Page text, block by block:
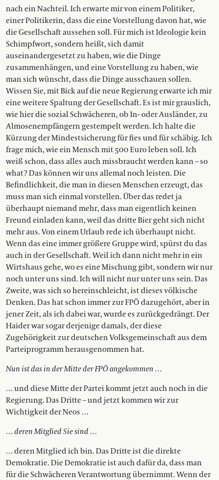
nach ein Nachteil. Ich erwarte mir von einem Politiker,
einer Politikerin, dass die eine Vorstellung davon hat, wie
die Gesellschaft aussehen soll. Für mich ist Ideologie kein
Schimpfwort, sondern heißt, sich damit
auseinandergesetzt zu haben, wie die Dinge
zusammenhängen, und eine Vorstellung zu haben, wie
man sich wünscht, dass die Dinge ausschauen sollen.
Wissen Sie, mit Bick auf die neue Regierung erwarte ich mir
eine weitere Spaltung der Gesellschaft. Es ist mir grauslich,
wie hier die sozial Schwächeren, ob In- oder Ausländer, zu
Almosenempfängern gestempelt werden. Ich halte die
Kürzung der Mindestsicherung für fies und für schäbig. Ich
frage mich, wie ein Mensch mit 500 Euro leben soll. Ich
weiß schon, dass alles auch missbraucht werden kann – so
what? Das können wir uns allemal noch leisten. Die
Befindlichkeit, die man in diesen Menschen erzeugt, das
muss man sich einmal vorstellen. Über das redet ja
überhaupt niemand mehr, dass man eigentlich keinen
Freund einladen kann, weil das dritte Bier geht sich nicht
mehr aus. Von einem Urlaub rede ich überhaupt nicht.
Wenn das eine immer größere Gruppe wird, spürst du das
auch in der Gesellschaft. Weil ich dann nicht mehr in ein
Wirtshaus gehe, wo es eine Mischung gibt, sondern wir nur
noch unter uns sind. Ich will nicht nur unter uns sein. Das
Zweite, was sich so hereinschleicht, ist dieses völkische
Denken. Das hat schon immer zur FPÖ dazugehört, aber in
jener Zeit, als ich dabei war, wurde es zurückgedrängt. Der
Haider war sogar derjenige damals, der diese
Zugehörigkeit zur deutschen Volksgemeinschaft aus dem
Parteiprogramm herausgenommen hat.
Nun ist das in der Mitte der FPÖ angekommen …
… und diese Mitte der Partei kommt jetzt auch noch in die
Regierung. Das Dritte – und jetzt kommen wir zur
Wichtigkeit der Neos …
… deren Mitglied Sie sind …
… deren Mitglied ich bin. Das Dritte ist die direkte
Demokratie. Die Demokratie ist auch dafür da, dass man
für die Schwächeren Verantwortung übernimmt. Wenn der